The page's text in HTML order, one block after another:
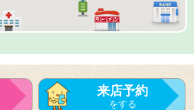
来店予約
をする